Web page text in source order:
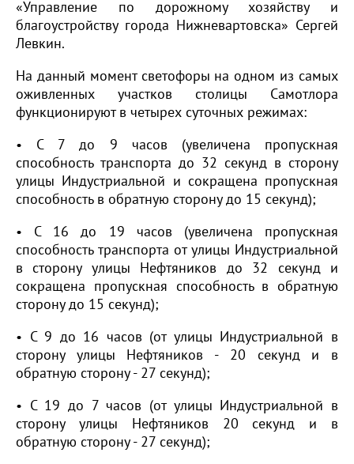
«Управление по дорожному хозяйству и
благоустройству города Нижневартовска» Сергей
Левкин.
На данный момент светофоры на одном из самых
оживленных участков столицы Самотлора
функционируют в четырех суточных режимах:
• С 7 до 9 часов (увеличена пропускная
способность транспорта до 32 секунд в сторону
улицы Индустриальной и сокращена пропускная
способность в обратную сторону до 15 секунд);
• С 16 до 19 часов (увеличена пропускная
способность транспорта от улицы Индустриальной
в сторону улицы Нефтяников до 32 секунд и
сокращена пропускная способность в обратную
сторону до 15 секунд);
• С 9 до 16 часов (от улицы Индустриальной в
сторону улицы Нефтяников - 20 секунд и в
обратную сторону - 27 секунд);
• С 19 до 7 часов (от улицы Индустриальной в
сторону улицы Нефтяников 20 секунд и в
обратную сторону - 27 секунд);